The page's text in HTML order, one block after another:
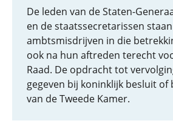
De leden van de Staten-
en de staatssecretarissen
ambtsmisdrijven in die
ook na hun aftreden terecht
Raad. De opdracht tot
gegeven bij koninklijk besluit of
van de Tweede Kamer.